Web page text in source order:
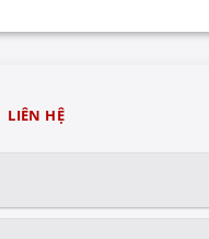
LIÊN HỆ